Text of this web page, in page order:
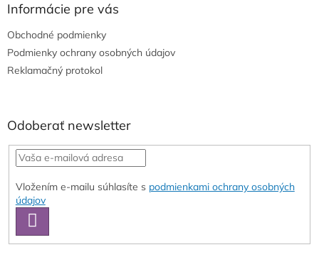
Informácie pre vás
Obchodné podmienky
Podmienky ochrany osobných údajov
Reklamačný protokol
Odoberať newsletter
Vložením e-mailu súhlasíte s podmienkami ochrany osobných
údajov
SA